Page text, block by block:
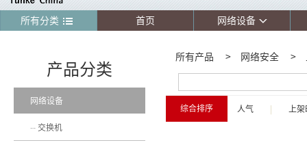
所有分类 首页 网络设备
所有产品 > 网络安全 >
综合排序 人气 上
产品分类
网络设备
交换机